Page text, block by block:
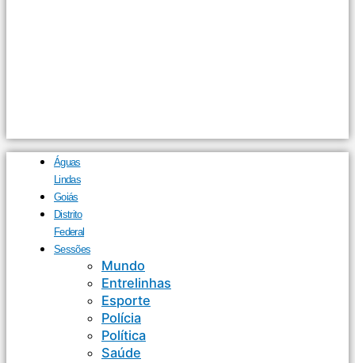
Águas
Lindas
Goiás
Distrito
Federal
Sessões
Mundo
Entrelinhas
Esporte
Polícia
Política
Saúde